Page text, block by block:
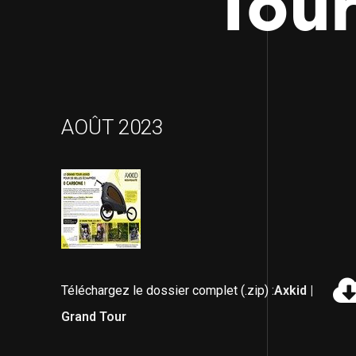
AOÛT 2023
Téléchargez le dossier complet (.zip) :Axkid |
Grand Tour